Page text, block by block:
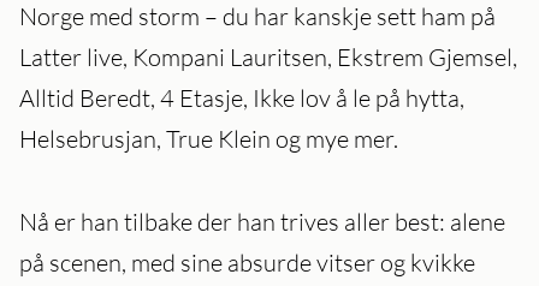
Norge med storm – du har kanskje sett ham på
Latter live, Kompani Lauritsen, Ekstrem Gjemsel,
Alltid Beredt, 4 Etasje, Ikke lov å le på hytta,
Helsebrusjan, True Klein og mye mer.
Nå er han tilbake der han trives aller best: alene
på scenen, med sine absurde vitser og kvikke